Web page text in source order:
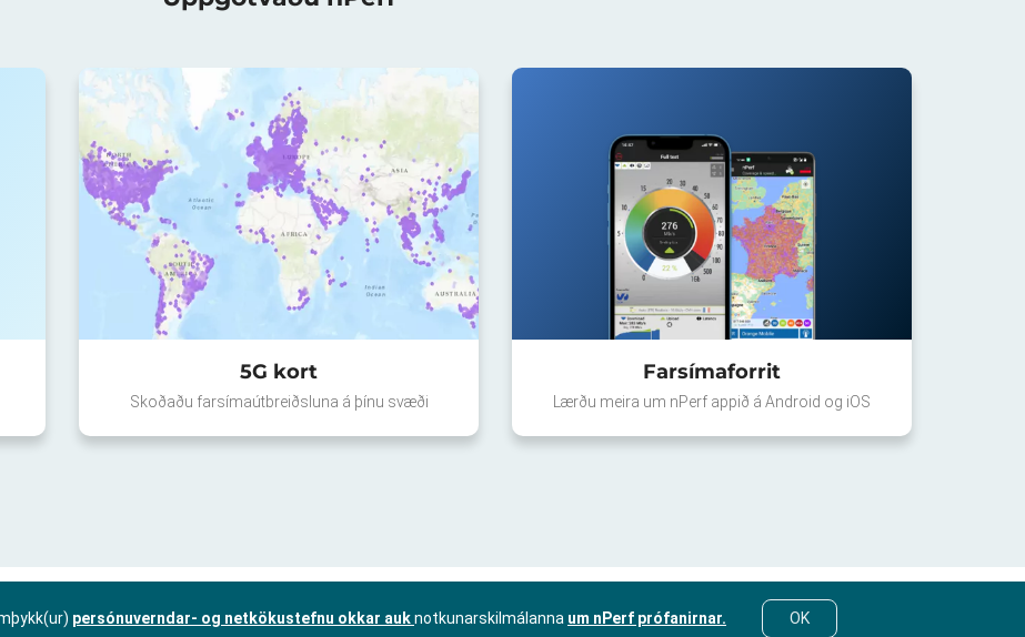
5G kort
Skoðaðu farsímaútbreiðsluna á þínu svæði
Farsímaforrit
Lærðu meira um nPerf appið á Android og iOS
persónuverndar- og netkökustefnu okkar auknotkunarskilmálanna um nPerf prófanirnar. OK